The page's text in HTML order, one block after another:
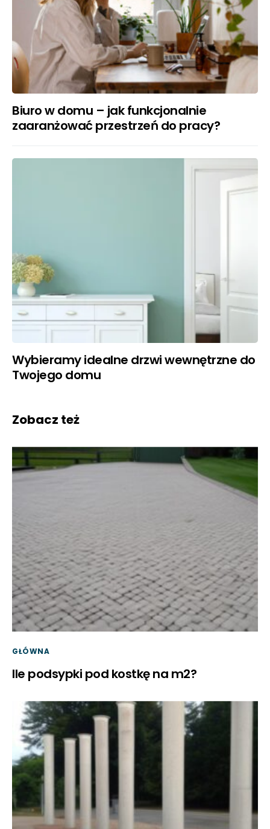
Biuro w domu – jak funkcjonalnie
zaaranżować przestrzeń do pracy?
Wybieramy idealne drzwi wewnętrzne do
Twojego domu
Zobacz też
GŁÓWNA
Ile podsypki pod kostkę na m2?